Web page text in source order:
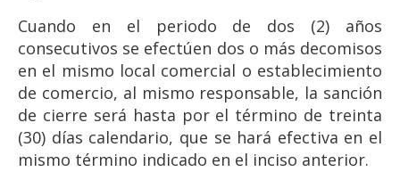
Cuando en el periodo de dos (2) años
consecutivos se efectúen dos o más decomisos
en el mismo local comercial o establecimiento
de comercio, al mismo responsable, la sanción
de cierre será hasta por el término de treinta
(30) días calendario, que se hará efectiva en el
mismo término indicado en el inciso anterior.